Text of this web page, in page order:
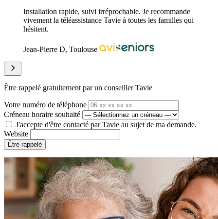
Installation rapide, suivi irréprochable. Je recommande
vivement la téléassistance Tavie à toutes les familles qui
hésitent.
Jean-Pierre D, Toulouse
Être rappelé gratuitement par un conseiller Tavie
Votre numéro de téléphone
Créneau horaire souhaité
J'accepte d'être contacté par Tavie au sujet de ma demande.
Website
Être rappelé